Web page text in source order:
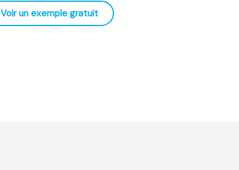
Voir un exemple gratuit